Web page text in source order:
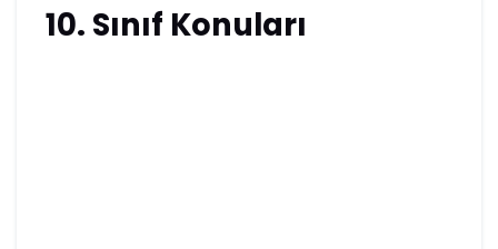
10. Sınıf Konuları